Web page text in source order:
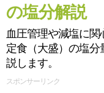
の塩分解説
血圧管理や減塩に
定食（大盛）の塩
説します。
スポンサーリンク